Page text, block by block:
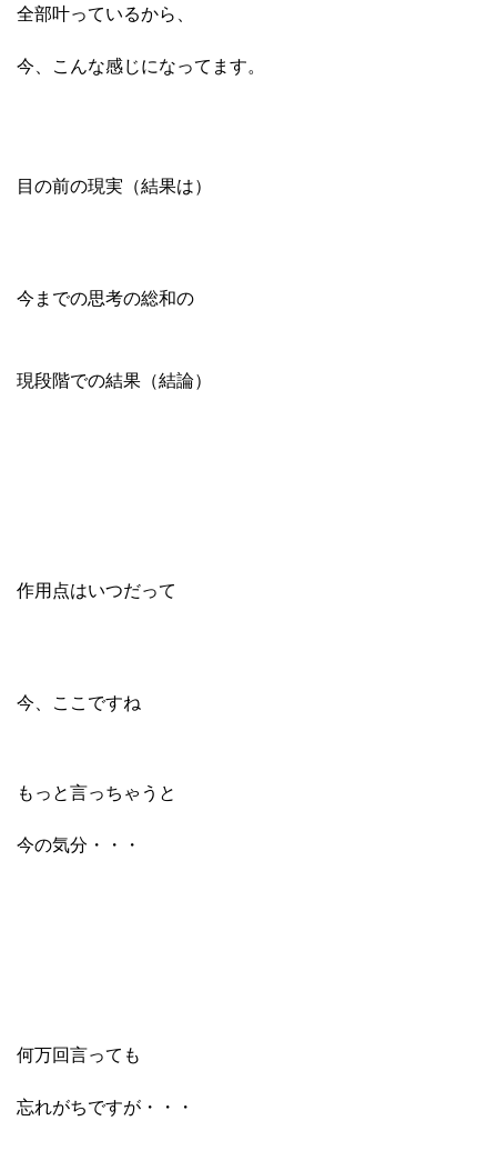
全部叶っているから、
今、こんな感じになってます。
目の前の現実（結果は）
今までの思考の総和の
現段階での結果（結論）
作用点はいつだって
今、ここですね
もっと言っちゃうと
今の気分・・・
何万回言っても
忘れがちですが・・・